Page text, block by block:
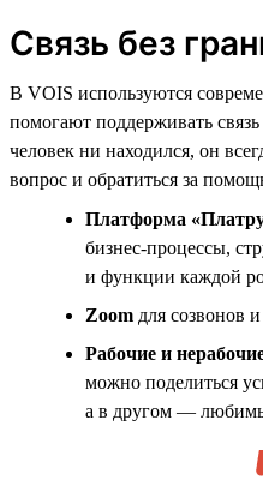
Связь без
В VOIS используются
помогают поддерживать
человек ни находился, он
вопрос и обратиться за
Платформа
бизнес-процессы,
и функции каждой
Zoom для созвонов
Рабочие и
можно поделиться
а в другом —